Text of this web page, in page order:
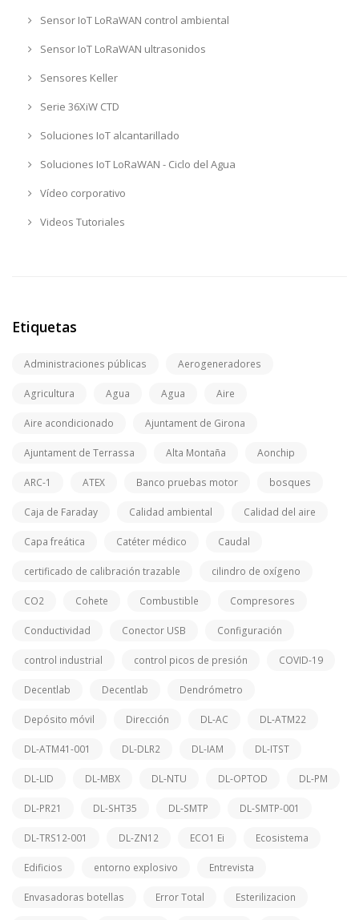
Sensor IoT LoRaWAN control ambiental
Sensor IoT LoRaWAN ultrasonidos
Sensores Keller
Serie 36XiW CTD
Soluciones IoT alcantarillado
Soluciones IoT LoRaWAN - Ciclo del Agua
Vídeo corporativo
Videos Tutoriales
Etiquetas
Administraciones públicas Aerogeneradores
Agricultura Agua Agua Aire
Aire acondicionado Ajuntament de Girona
Ajuntament de Terrassa Alta Montaña Aonchip
ARC-1 ATEX Banco pruebas motor bosques
Caja de Faraday Calidad ambiental Calidad del aire
Capa freática Catéter médico Caudal
certificado de calibración trazable cilindro de oxígeno
CO2 Cohete Combustible Compresores
Conductividad Conector USB Configuración
control industrial control picos de presión COVID-19
Decentlab Decentlab Dendrómetro
Depósito móvil Dirección DL-AC DL-ATM22
DL-ATM41-001 DL-DLR2 DL-IAM DL-ITST
DL-LID DL-MBX DL-NTU DL-OPTOD DL-PM
DL-PR21 DL-SHT35 DL-SMTP DL-SMTP-001
DL-TRS12-001 DL-ZN12 ECO1 Ei Ecosistema
Edificios entorno explosivo Entrevista
Envasadoras botellas Error Total Esterilizacion